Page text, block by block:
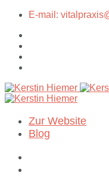
E-mail:
Zur Website
Blog